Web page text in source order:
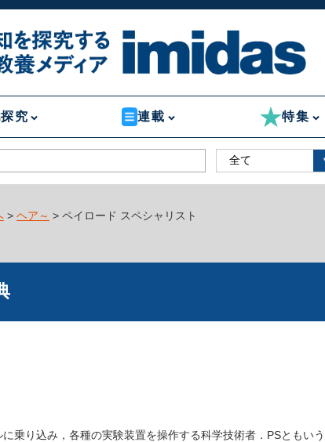
探究 連載 特集
> ヘア～ > ペイロード スペシャリスト
乗り込み，各種の実験装置を操作する科学技術者．PSともい